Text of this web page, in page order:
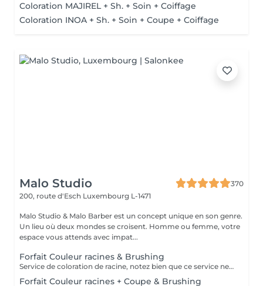
Coloration MAJIREL + Sh. + Soin + Coiffage
Coloration INOA + Sh. + Soin + Coupe + Coiffage
Malo Studio
370
200, route d'Esch Luxembourg L-1471
Malo Studio & Malo Barber est un concept unique en son genre.
Un lieu où deux mondes se croisent. Homme ou femme, votre
espace vous attends avec impat...
Forfait Couleur racines & Brushing
Service de coloration de racine, notez bien que ce service ne permet pas d‘effectuer d’importants éclaircissements tel qu‘un balayage ou des mèches.
Forfait Couleur racines + Coupe & Brushing